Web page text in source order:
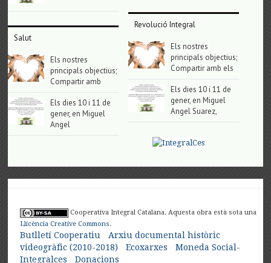
Salut
Els nostres
principals objectius;
Compartir amb
Els dies 10 i 11 de
gener, en Miguel
Angel
Revolució Integral
Els nostres
principals objectius;
Compartir amb els
Els dies 10 i 11 de
gener, en Miguel
Angel Suarez,
Cooperativa Integral Catalana. Aquesta obra està sota una
Llicència Creative Commons.
Butlletí Cooperatiu
Arxiu documental històric
videogràfic (2010-2018)
Ecoxarxes
Moneda Social-
Integralces
Donacions